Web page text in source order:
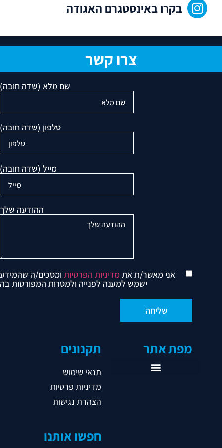
בקרו באינסטגרם האגודה
צרו קשר
שם מלא (שדה חובה)
טלפון (שדה חובה)
מייל (שדה חובה)
ההודעה שלך
אני מאשר/ת אתמדיניות הפרטיות ומסכים/ה שהמידע
ישמש למענה לפנייה ולמטרות המפורטות בה
מפת אתר תקנונים
תנאי שימוש
מדיניות פרטיות
הצהרת נגישות
חפשו אותנו